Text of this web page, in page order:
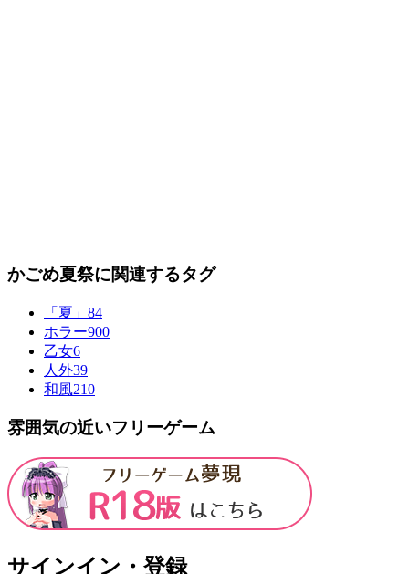
かごめ夏祭に関連するタグ
「夏」 84
ホラー900
乙女6
人外39
和風210
雰囲気の近いフリーゲーム
サインイン・登録